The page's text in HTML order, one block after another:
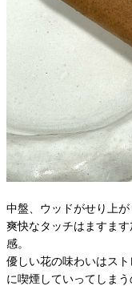
中盤、ウッドがせり上が
爽快なタッチはますま
感。
優しい花の味わいはス
に喫煙していってしまう